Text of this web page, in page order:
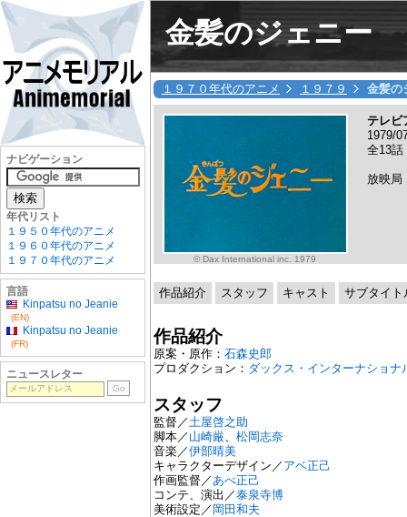
金髪のジェニー
１９７０年代のアニメ １９７９ 金髪の
© Dax International inc. 1979
テレビ
1979/
全13話
放映
作品紹介 スタッフ キャスト サブタイト
作品紹介
原案・原作： 石森史郎
プロダクション： ダックス・インターナショナ
スタッフ
監督／ 土屋啓之助
脚本／ 山崎厳、 松岡志奈
音楽／伊部晴美
キャラクターデザイン／ アベ正己
作画監督／ あべ正己
コンテ、演出／泰泉寺博
美術設定／ 岡田和夫
ナビゲーション
年代リスト
１９５０年代のアニメ
１９６０年代のアニメ
１９７０年代のアニメ
言語
Kinpatsu no Jeanie
(EN)
Kinpatsu no Jeanie
(FR)
ニュースレター